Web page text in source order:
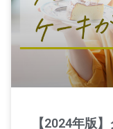
【2024年版